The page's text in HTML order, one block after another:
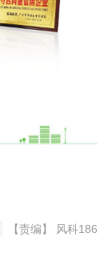
【责编】 风科186